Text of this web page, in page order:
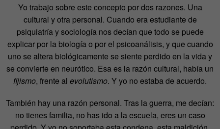
Yo trabajo sobre este concepto por dos razones. Una
cultural y otra personal. Cuando era estudiante de
psiquiatría y sociología nos decían que todo se puede
explicar por la biología o por el psicoanálisis, y que cuando
uno se altera biológicamente se siente perdido en la vida y
se convierte en neurótico. Esa es la razón cultural, había un
fijismo, frente al evolutismo. Y yo no estaba de acuerdo.
También hay una razón personal. Tras la guerra, me decían:
no tienes familia, no has ido a la escuela, eres un caso